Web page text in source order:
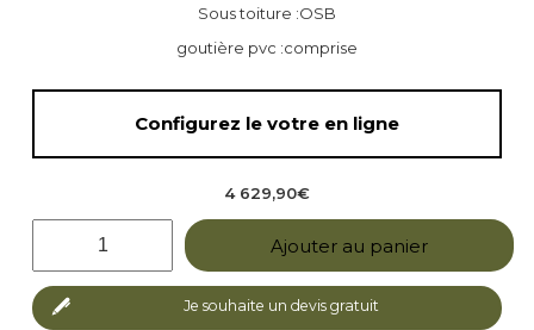
Sous toiture :OSB
goutière pvc :comprise
Configurez le votre en ligne
4 629,90€
Abri
de
jardin
Ajouter au panier
Je souhaite un devis gratuit